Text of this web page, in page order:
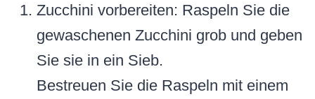
Zucchini vorbereiten: Raspeln Sie die
gewaschenen Zucchini grob und geben
Sie sie in ein Sieb.
Bestreuen Sie die Raspeln mit einem